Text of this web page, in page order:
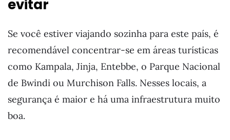
evitar
Se você estiver viajando sozinha para este país, é
recomendável concentrar-se em áreas turísticas
como Kampala, Jinja, Entebbe, o Parque Nacional
de Bwindi ou Murchison Falls. Nesses locais, a
segurança é maior e há uma infraestrutura muito
boa.